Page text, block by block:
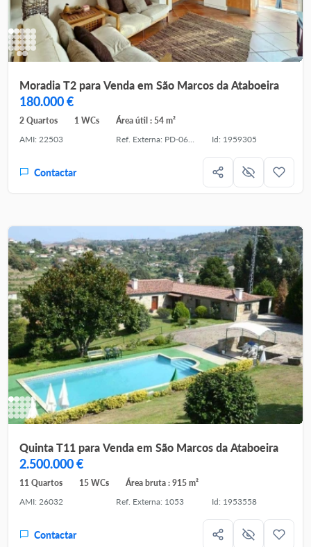
Moradia T2 para Venda em São Marcos da Ataboeira
180.000 €
2 Quartos 1 WCs
Área útil : 54 m²
AMI: 22503
Ref. Externa: PD-061405 Id: 1959305
Contactar
Quinta T11 para Venda em São Marcos da Ataboeira
2.500.000 €
11 Quartos 15 WCs
Área bruta : 915 m²
AMI: 26032
Ref. Externa: 1053 Id: 1953558
Contactar